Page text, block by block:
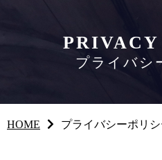
プライバシ
HOME プライバシーポリシ